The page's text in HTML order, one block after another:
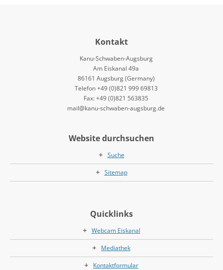
Kontakt
Kanu-Schwaben-Augsburg
Am Eiskanal 49a
86161 Augsburg (Germany)
Telefon +49 (0)821 999 69813
Fax: +49 (0)821 563835
mail@kanu-schwaben-augsburg.de
Website durchsuchen
Suche
Sitemap
Quicklinks
Webcam Eiskanal
Mediathek
Kontaktformular